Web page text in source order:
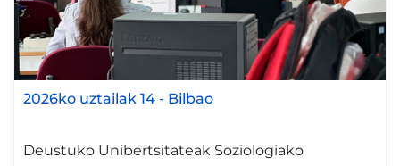
2026ko uztailak 14 - Bilbao
Deustuko Unibertsitateak Soziologiako